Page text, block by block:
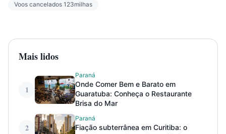
Voos cancelados 123milhas
Mais lidos
1
Paraná
Onde Comer Bem e Barato em
Guaratuba: Conheça o Restaurante
Brisa do Mar
2
Paraná
Fiação subterrânea em Curitiba: o